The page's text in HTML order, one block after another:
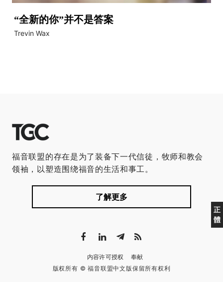
“全新的你”并不是答案
Trevin Wax
正
體
福音联盟的存在是为了装备下一代信徒，牧师和教会
领袖，以塑造围绕福音的生活和事工。
了解更多
内容许可授权
奉献
版权所有 © 福音联盟中文版保留所有权利